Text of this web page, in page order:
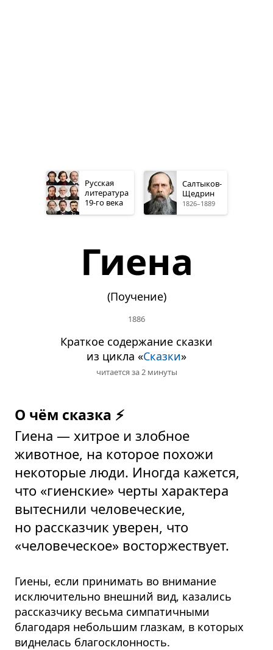
Русская
литература
19-говека
Салтыков-
Щедрин
1826–1889
Гиена
(Поучение)
1886
Краткое содержание сказки
из цикла «Сказки»
читается за 2 минуты
О чём сказка ⚡
Гиена — хитрое и злобное
животное, на которое похожи
некоторые люди. Иногда кажется,
что «гиенские» черты характера
вытеснили человеческие,
но рассказчик уверен, что
«человеческое» восторжествует.
Гиены, если принимать во внимание
исключительно внешний вид, казались
рассказчику весьма симпатичными
благодаря небольшим глазкам, в которых
виднелась благосклонность.